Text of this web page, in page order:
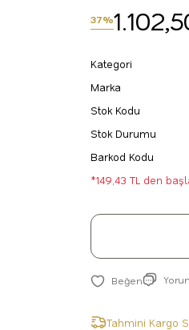
37%
Kategori
Marka
Stok Kodu
Stok Durumu
Barkod Kodu
*149,43 TL den
Tahmini Kargo